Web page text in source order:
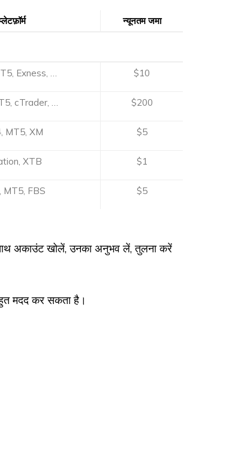
न्यूनतम जमा
न्यूनतम जमा
Exness, … $10
cTrader, … $200
MT5, XM $5
XTB $1
MT5, FBS $5
अकाउंट खोलें, उनका अनुभव लें, तुलना करें
मदद कर सकता है।